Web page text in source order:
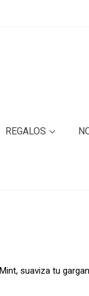
REGALOS
suaviza tu